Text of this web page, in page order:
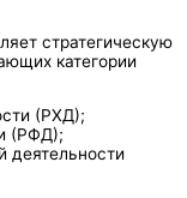
стратегическую
категории
(РХД);
(РФД);
деятельности